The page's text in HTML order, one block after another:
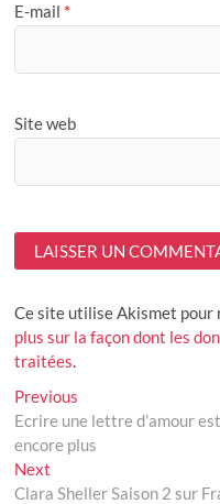
E-mail *
Site web
Ce site utilise Akismet pour
plus sur la façon dont les
traitées.
Navigation
de
l’article
Previous
post:
Ecrire une lettre d’amour
encore plus
Next
post:
Clara Sheller Saison 2 sur